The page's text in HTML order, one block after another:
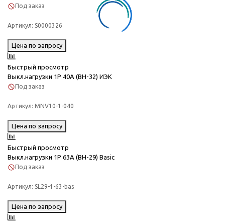
Под заказ
Артикул: S0000326
Цена по запросу
Быстрый просмотр
Выкл.нагрузки 1Р 40А (ВН-32) ИЭК
Под заказ
Артикул: MNV10-1-040
Цена по запросу
Быстрый просмотр
Выкл.нагрузки 1Р 63А (ВН-29) Basic
Под заказ
Артикул: SL29-1-63-bas
Цена по запросу